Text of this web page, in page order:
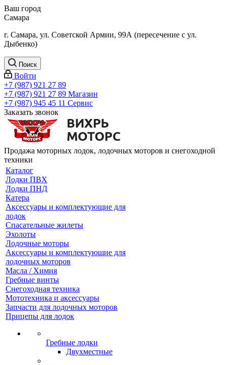
Ваш город
Самара
г. Самара, ул. Советской Армии, 99А (пересечение с ул.
Дыбенко)
Поиск
Войти
+7 (987) 921 27 89
+7 (987) 921 27 89 Магазин
+7 (987) 945 45 11 Сервис
Заказать звонок
Продажа моторных лодок, лодочных моторов и снегоходной
техники
Каталог
Лодки ПВХ
Лодки ПНД
Катера
Аксессуары и комплектующие для
лодок
Спасательные жилеты
Эхолоты
Лодочные моторы
Аксессуары и комплектующие для
лодочных моторов
Масла / Химия
Гребные винты
Снегоходная техника
Мототехника и аксессуары
Запчасти для лодочных моторов
Прицепы для лодок
Гребные лодки
Двухместные